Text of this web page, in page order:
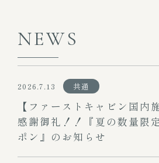
NEWS
2026.7.13 共通
【ファーストキャビン国内
感謝御礼！！『夏の数量限
ポン』のお知らせ